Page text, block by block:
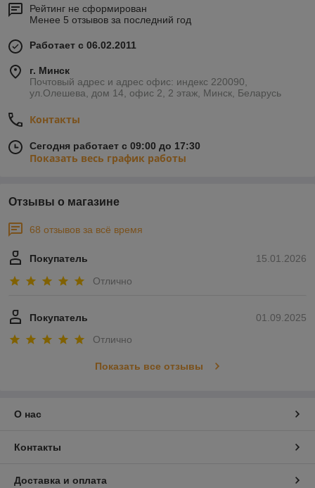
Рейтинг не сформирован
Менее 5 отзывов за последний год
Работает с 06.02.2011
г. Минск
Почтовый адрес и адрес офис: индекс 220090,
ул.Олешева, дом 14, офис 2, 2 этаж, Минск, Беларусь
Контакты
Сегодня работает с 09:00 до 17:30
Показать весь график работы
Отзывы о магазине
68 отзывов за всё время
15.01.2026
Покупатель
Отлично
01.09.2025
Покупатель
Отлично
Показать все отзывы
О нас
Контакты
Доставка и оплата